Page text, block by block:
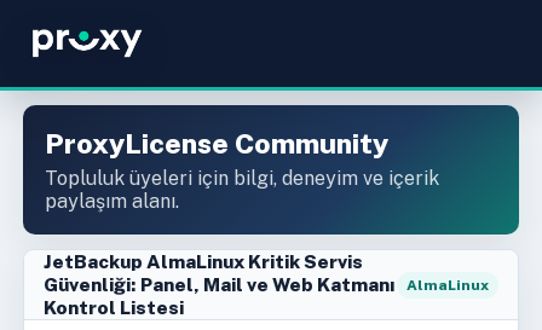
ProxyLicense Community
Topluluk üyeleri için bilgi, deneyim ve içerik
paylaşım alanı.
JetBackup AlmaLinux Kritik Servis
Güvenliği: Panel, Mail ve Web Katmanı
Kontrol Listesi
AlmaLinux